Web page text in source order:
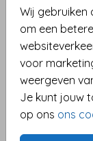
Wij gebruiken
om een
voor
weergeven
Je kunt jouw
op ons ons
Omschrijving
Stijlvol en
kerstborrel.
uitstraling met
achterzijde in
elegante
professionele
voorzijde
Toon meer
Collectie